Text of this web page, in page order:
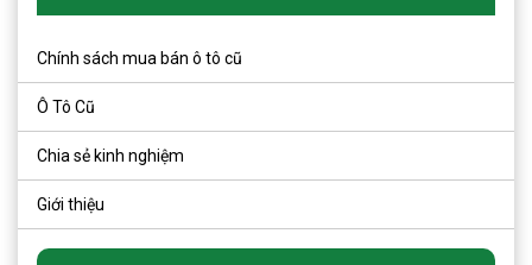
Chính sách mua bán ô tô cũ
Ô Tô Cũ
Chia sẻ kinh nghiệm
Giới thiệu